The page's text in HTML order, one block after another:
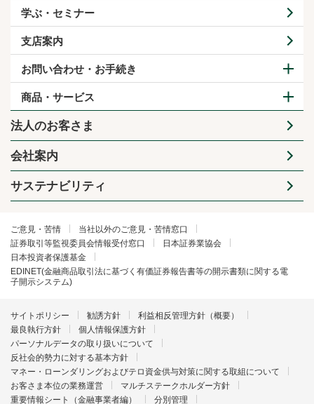
学ぶ・セミナー
支店案内
お問い合わせ・お手続き
商品・サービス
法人のお客さま
会社案内
サステナビリティ
ご意見・苦情
当社以外のご意見・苦情窓口
証券取引等監視委員会情報受付窓口
日本証券業協会
日本投資者保護基金
EDINET(金融商品取引法に基づく有価証券報告書等の開示書類に関する電
子開示システム)
サイトポリシー 勧誘方針
利益相反管理方針（概要）
最良執行方針
個人情報保護方針
パーソナルデータの取り扱いについて
反社会的勢力に対する基本方針
マネー・ローンダリングおよびテロ資金供与対策に関する取組について
お客さま本位の業務運営
マルチステークホルダー方針
重要情報シート（金融事業者編）
分別管理